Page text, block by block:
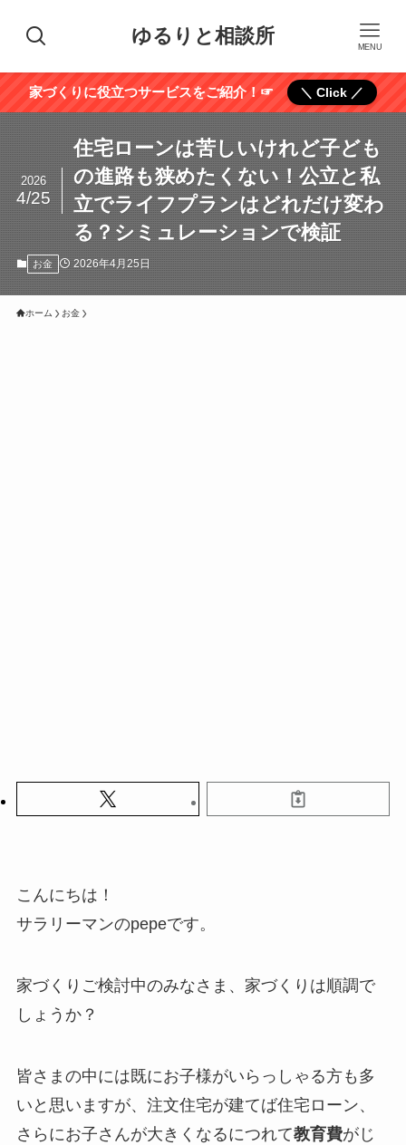
ゆるりと相談所 MENU
家づくりに役立つサービスをご紹介！☞ ＼ Click ／
住宅ローンは苦しいけれど子ども
の進路も狭めたくない！公立と私
立でライフプランはどれだけ変わ
る？シミュレーションで検証
2026
4/25
お金 2026年4月25日
ホーム お金
こんにちは！
サラリーマンのpepeです。
家づくりご検討中のみなさま、家づくりは順調で
しょうか？
皆さまの中には既にお子様がいらっしゃる方も多
いと思いますが、注文住宅が建てば住宅ローン、
さらにお子さんが大きくなるにつれて教育費がじ